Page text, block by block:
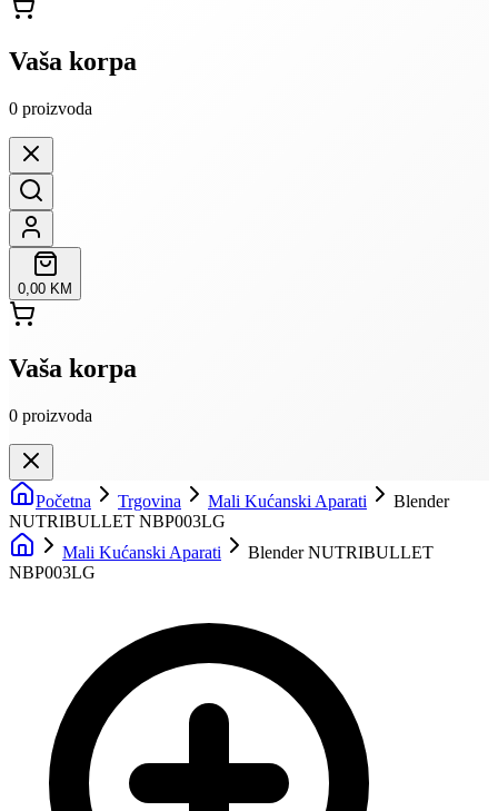
Vaša korpa
0 proizvoda
0,00 KM
Vaša korpa
0 proizvoda
Početna Trgovina Mali Kućanski Aparati
Blender
NUTRIBULLET NBP003LG
Mali Kućanski Aparati
Blender NUTRIBULLET
NBP003LG